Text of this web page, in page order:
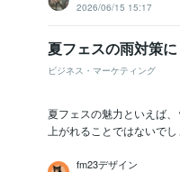
2026/06/15 15:17
夏フェスの雨対策
ビジネス・マーケティング
夏フェスの魅力といえば
上がれることではないで
fm23デザイン